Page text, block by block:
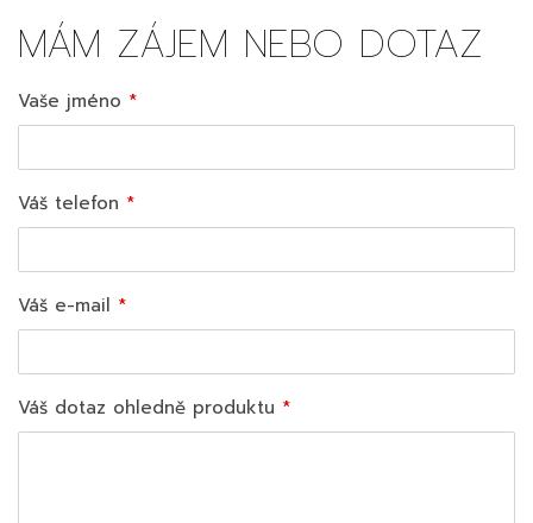
MÁM ZÁJEM NEBO DOTAZ
Vaše jméno
Váš telefon
Váš e-mail
Váš dotaz ohledně produktu